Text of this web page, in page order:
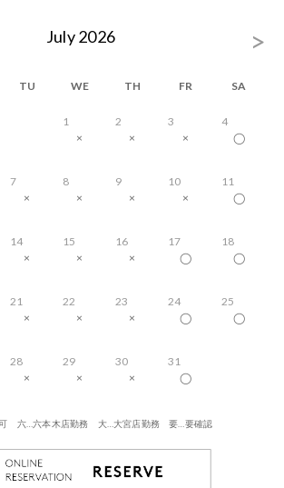
>
July 2026
TU WE TH FR SA
1
×
2
×
3
×
4
◯
7
×
8
×
9
×
10
×
11
◯
14
×
15
×
16
×
17
◯
18
◯
21
×
22
×
23
×
24
◯
25
◯
28
×
29
×
30
×
31
◯
六…六本木店勤務 大…大宮店勤務 要…要確認